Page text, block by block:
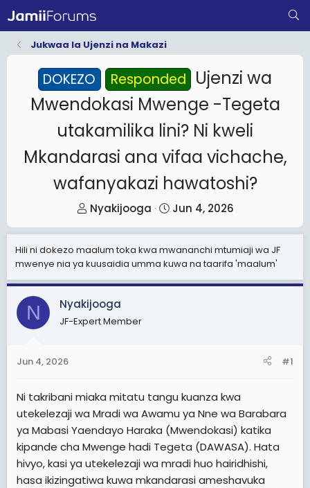
Jukwaa la Ujenzi na Makazi
DOKEZO Responded Ujenzi wa
Mwendokasi Mwenge -Tegeta
utakamilika lini? Ni kweli
Mkandarasi ana vifaa vichache,
wafanyakazi hawatoshi?
T
h
e
d
s
t
e
Nyakijooga
S
t
r
d
Jun 4, 2026
Hili ni dokezo maalum toka kwa mwananchi mtumiaji wa JF
mwenye nia ya kuusaidia umma kuwa na taarifa 'maalum'
N Nyakijooga
JF-Expert Member
Jun 4, 2026 #1
Ni takribani miaka mitatu tangu kuanza kwa
utekelezaji wa Mradi wa Awamu ya Nne wa Barabara
ya Mabasi Yaendayo Haraka (Mwendokasi) katika
kipande cha Mwenge hadi Tegeta (DAWASA). Hata
hivyo, kasi ya utekelezaji wa mradi huo hairidhishi,
hasa ikizingatiwa kuwa mkandarasi ameshavuka